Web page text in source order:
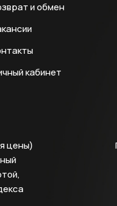
и обмен
кабинет
цены)